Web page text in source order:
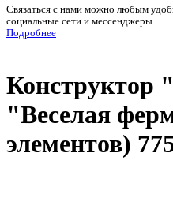
Связаться с нами можно любым
социальные сети и мессенджеры.
Подробнее
Конструктор
"Веселая
элементов)